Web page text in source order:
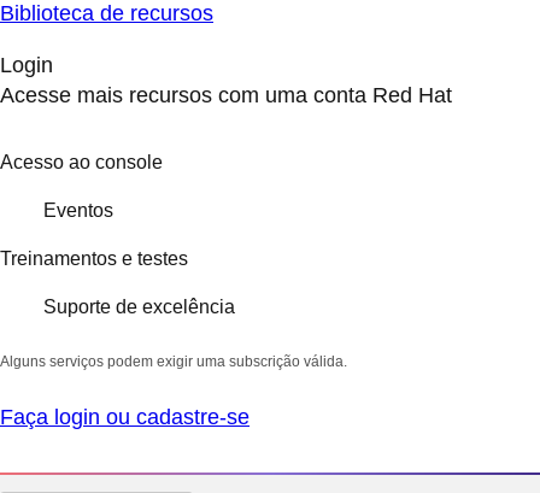
Biblioteca de recursos
Login
Acesse mais recursos com uma conta Red Hat
Acesso ao console
Eventos
Treinamentos e testes
Suporte de excelência
Alguns serviços podem exigir uma subscrição válida.
Faça login ou cadastre-se